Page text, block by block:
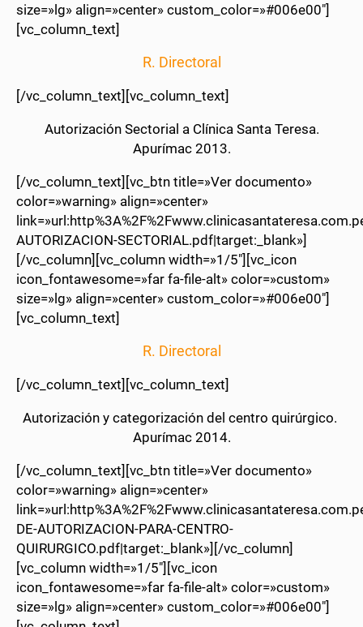
size=»lg» align=»center» custom_color=»#006e00″]
[vc_column_text]
R. Directoral
[/vc_column_text][vc_column_text]
Autorización Sectorial a Clínica Santa Teresa.
Apurímac 2013.
[/vc_column_text][vc_btn title=»Ver documento»
color=»warning» align=»center»
AUTORIZACION-SECTORIAL.pdf|target:_blank»]
[/vc_column][vc_column width=»1/5″][vc_icon
icon_fontawesome=»far fa-file-alt» color=»custom»
size=»lg» align=»center» custom_color=»#006e00″]
[vc_column_text]
R. Directoral
[/vc_column_text][vc_column_text]
Autorización y categorización del centro quirúrgico.
Apurímac 2014.
[/vc_column_text][vc_btn title=»Ver documento»
color=»warning» align=»center»
DE-AUTORIZACION-PARA-CENTRO-
QUIRURGICO.pdf|target:_blank»][/vc_column]
[vc_column width=»1/5″][vc_icon
icon_fontawesome=»far fa-file-alt» color=»custom»
size=»lg» align=»center» custom_color=»#006e00″]